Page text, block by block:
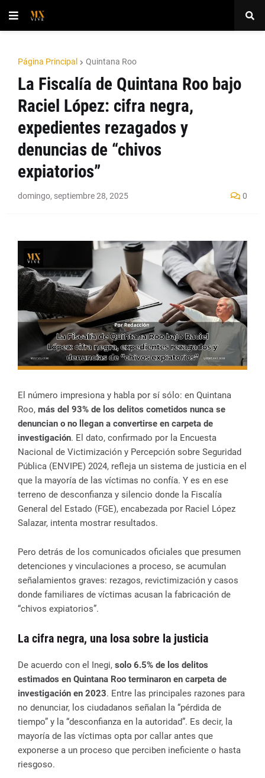
Página Principal Quintana Roo
La Fiscalía de Quintana Roo bajo
Raciel López: cifra negra,
expedientes rezagados y
denuncias de “chivos
expiatorios”
domingo, septiembre 28, 2025 0
El número impresiona y habla por sí sólo: en Quintana
Roo, más del 93% de los delitos cometidos nunca se
denuncian o no llegan a convertirse en carpeta de
investigación. El dato, confirmado por la Encuesta
Nacional de Victimización y Percepción sobre Seguridad
Pública (ENVIPE) 2024, refleja un sistema de justicia en el
que la mayoría de las víctimas no confía. Y es en ese
terreno de desconfianza y silencio donde la Fiscalía
General del Estado (FGE), encabezada por Raciel López
Salazar, intenta mostrar resultados.
Pero detrás de los comunicados oficiales que presumen
detenciones y vinculaciones a proceso, se acumulan
señalamientos graves: rezagos, revictimización y casos
donde familiares de víctimas acusan la fabricación de
“chivos expiatorios”.
La cifra negra, una losa sobre la justicia
De acuerdo con el Inegi, solo 6.5% de los delitos
estimados en Quintana Roo terminaron en carpeta de
investigación en 2023. Entre las principales razones para
no denunciar, los ciudadanos señalan la “pérdida de
tiempo” y la “desconfianza en la autoridad”. Es decir, la
mayoría de las víctimas opta por callar antes que
exponerse a un proceso que perciben ineficiente o hasta
riesgoso.